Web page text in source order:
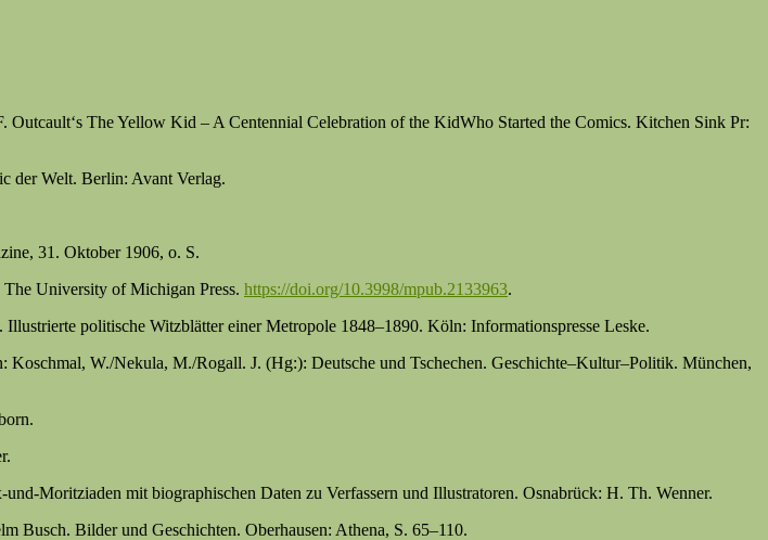
The Yellow Kid – A Centennial Celebration of the KidWho Started the Comics. Kitchen Sink Pr:
der Welt. Berlin: Avant Verlag.
31. Oktober 1906, o. S.
University of Michigan Press. https://doi.org/10.3998/mpub.2133963.
politische Witzblätter einer Metropole 1848–1890. Köln: Informationspresse Leske.
W./Nekula, M./Rogall. J. (Hg:): Deutsche und Tschechen. Geschichte–Kultur–Politik. München,
Moritziaden mit biographischen Daten zu Verfassern und Illustratoren. Osnabrück: H. Th. Wenner.
Busch. Bilder und Geschichten. Oberhausen: Athena, S. 65–110.